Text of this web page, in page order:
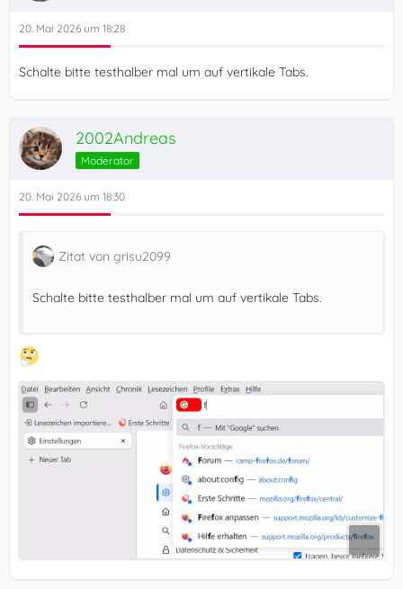
20. Mai 2026 um 18:28
Schalte bitte testhalber mal um auf vertikale Tabs.
2002Andreas
Moderator
20. Mai 2026 um 18:30
Zitat von grisu2099
Schalte bitte testhalber mal um auf vertikale Tabs.